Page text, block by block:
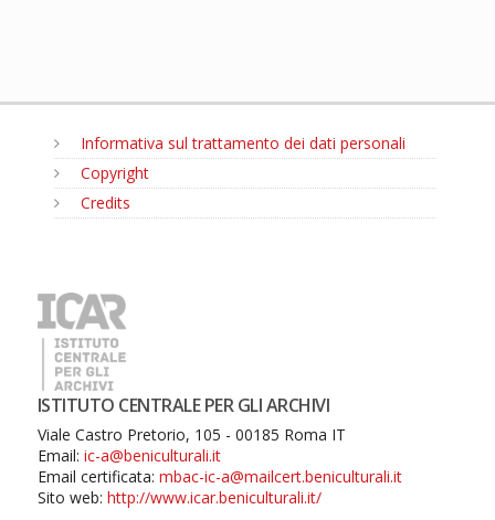
Informativa sul trattamento dei dati personali
Copyright
Credits
ISTITUTO CENTRALE PER GLI ARCHIVI
Viale Castro Pretorio, 105 - 00185 Roma IT
Email: ic-a@beniculturali.it
Email certificata: mbac-ic-a@mailcert.beniculturali.it
Sito web: http://www.icar.beniculturali.it/